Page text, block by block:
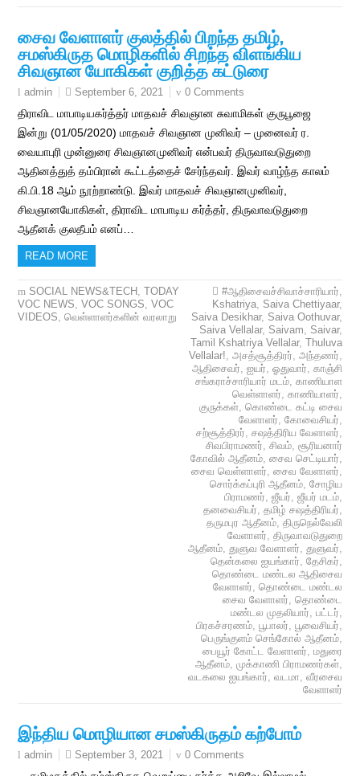
சைவ வேளாளர் குலத்தில் பிறந்த தமிழ்,
சமஸ்கிருத மொழிகளில் சிறந்த விளங்கிய
சிவஞான யோகிகள் குறித்த கட்டுரை
admin September 6, 2021 0 Comments
திராவிட மாபாடியகர்த்தர் மாதவச் சிவஞான சுவாமிகள் குருபூஜை
இன்று (01/05/2020) மாதவச் சிவஞான முனிவர் – முனைவர் ர.
வையாபுரி முன்னுரை சிவஞானமுனிவர் என்பவர் திருவாவடுதுறை
ஆதினத்துத் தம்பிரான் கூட்டத்தைச் சேர்ந்தவர். இவர் வாழ்ந்த காலம்
கி.பி.18 ஆம் நூற்றாண்டு. இவர் மாதவச் சிவஞானமுனிவர்,
சிவஞானயோகிகள், திராவிட மாபாடிய கர்த்தர், திருவாவடுதுறை
ஆதீனக் குலதீபம் எனப்…
READ MORE
SOCIAL NEWS&TECH ,TODAY
VOC NEWS,VOC SONGS,VOC
VIDEOS,வெள்ளாளர்களின் வரலாறு
#ஆதிசைவச்சிவாச்சாரியார்,
Kshatriya, Saiva Chettiyaar,
Saiva Desikhar, Saiva Oothuvar,
Saiva Vellalar, Saivam, Saivar,
Tamil Kshatriya Vellalar, Thuluva
Vellalar!, அசத்சூத்திரர், அந்தணர்,
ஆதிசைவர், ஐயர், ஓதுவார், காஞ்சி
சங்கராச்சாரியார் மடம், காணியாள
வெள்ளாளர், காணியாளர்,
குருக்கள், கொண்டை கட்டி சைவ
வேளாளர், கோவைசியர்,
சற்சூத்திரர், சஷத்திரிய வேளாளர்,
சிவபிராமணர், சிவம், சூரியனார்
கோவில் ஆதீனம், சைவ செட்டியார்,
சைவ வெள்ளாளர், சைவ வேளாளர்,
சொர்க்கப்புரி ஆதீனம், சோழிய
பிராமணர், ஜீயர், ஜீயர் மடம்,
தனவைசியர், தமிழ் சஷத்திரியர்,
தருமபுர ஆதீனம், திருநெல்வேலி
வேளாளர், திருவாவடுதுறை
ஆதீனம், துளுவ வேளாளர், துளுவர்,
தென்கலை ஐயங்கார், தேசிகர்,
தொண்டை மண்டல ஆதிசைவ
வேளாளர், தொண்டை மண்டல
சைவ வேளாளர், தொண்டை
மண்டல முதலியார், பட்டர்,
பிரகச்சரணம், பூபாலர், பூவைசியர்,
பெருங்குளம் செங்கோல் ஆதீனம்,
பையூர் கோட்ட வேளாளர், மதுரை
ஆதீனம், முக்காணி பிராமணர்கள்,
வடகலை ஐயங்கார், வடமா, வீரசைவ
வேளாளர்
இந்திய மொழியான சமஸ்கிருதம் கற்போம்
admin September 3, 2021 0 Comments